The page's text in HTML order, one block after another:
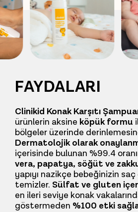
FAYDALARI
Clinikid Konak Karşıtı
ürünlerin aksine köpük formu
bölgeler üzerinde
Dermatolojik olarak
içerisinde bulunan %99.4
vera, papatya, söğüt ve
yapıyı nazikçe bebeğinizin
temizler. Sülfat ve gluten
en ileri seviye konak
göstermeden %100 etki